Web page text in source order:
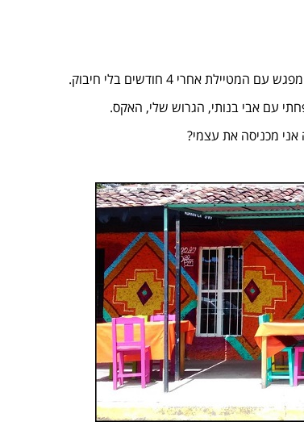
אחרי 4 חודשים בלי חיבוק.
עם אבי בנותי, הגרוש שלי, האקס.
מכניסה את עצמי?